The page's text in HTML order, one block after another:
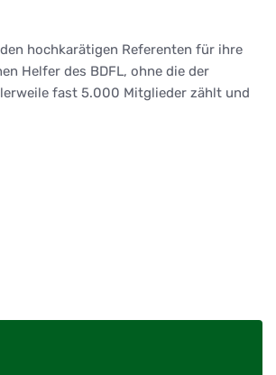
hochkarätigen Referenten für ihre
Helfer des BDFL, ohne die der
fast 5.000 Mitglieder zählt und